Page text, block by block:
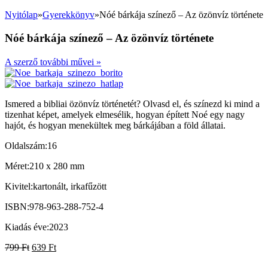
Nyitólap»Gyerekkönyv»Nóé bárkája színező – Az özönvíz története
Nóé bárkája színező – Az özönvíz története
A szerző további művei »
Ismered a bibliai özönvíz történetét? Olvasd el, és színezd ki mind a
tizenhat képet, amelyek elmesélik, hogyan épített Noé egy nagy
hajót, és hogyan menekültek meg bárkájában a föld állatai.
Oldalszám:16
Méret:210 x 280 mm
Kivitel:kartonált, irkafűzött
ISBN:978-963-288-752-4
Kiadás éve:2023
799Ft 639 Ft